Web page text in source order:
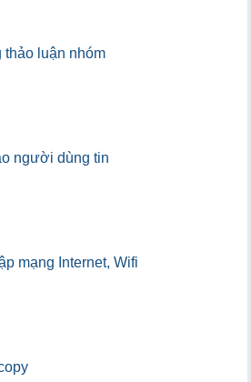
thảo luận nhóm
người dùng tin
mạng Internet, Wifi